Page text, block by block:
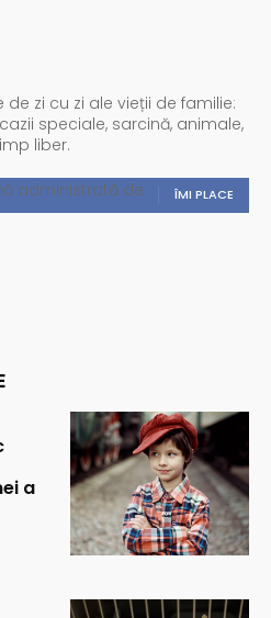
zi cu zi ale vieții de familie:
speciale, sarcină, animale,
liber.
ÎMI PLACE
administrată de
a